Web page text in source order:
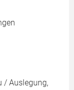
/ Auslegung,